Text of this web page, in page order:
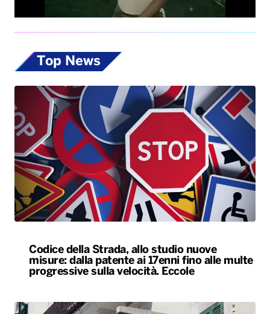
Top News
Codice della Strada, allo studio nuove
misure: dalla patente ai 17enni fino alle multe
progressive sulla velocità. Eccole